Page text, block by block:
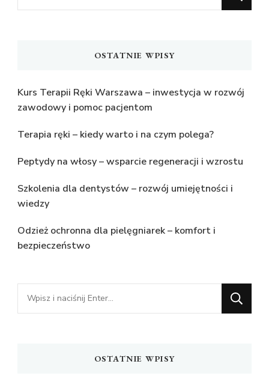
czegoś?
OSTATNIE WPISY
Kurs Terapii Ręki Warszawa – inwestycja w rozwój
zawodowy i pomoc pacjentom
Terapia ręki – kiedy warto i na czym polega?
Peptydy na włosy – wsparcie regeneracji i wzrostu
Szkolenia dla dentystów – rozwój umiejętności i
wiedzy
Odzież ochronna dla pielęgniarek – komfort i
bezpieczeństwo
Szukasz
czegoś?
OSTATNIE WPISY